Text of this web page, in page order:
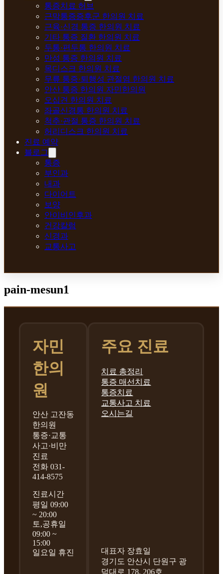
통증치료 허브
근막통증증후군 한의원 치료
근육·신경 통증 한의원 치료
기타 통증 질환 한의원 치료
두통·편두통 한의원 치료
만성 통증 한의원 치료
목디스크 한의원 치료
무릎 통증·퇴행성 관절염 한의원 치료
안산 통증 한의원 자민한의원
오십견 한의원 치료
좌골신경통 한의원 치료
척추·관절 통증 한의원 치료
허리디스크 한의원 치료
진료 예약
블로그
통증
부인과
내과
다이어트
보양
안이비인후과
건강칼럼
신경과
교통사고
pain-mesun1
자민
한의
원
안산 고잔동
한의원
통증·교통
사고·비만
진료
전화 031-
414-8575
진료시간
평일 09:00
~ 20:00
토,공휴일
09:00 ~
15:00
일요일 휴진
주요 진료
치료 총정리
통증 매선치료
통증치료
교통사고 치료
오시는길
대표자 장효일
경기도 안산시 단원구 광
덕대로 178, 206호